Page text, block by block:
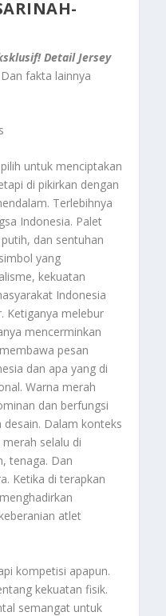
Detail Jersey
fakta lainnya
untuk menciptakan
di pikirkan dengan
Terlebihnya
Indonesia. Palet
dan sentuhan
yang
kekuatan
Indonesia
Ketiganya melebur
mencerminkan
pesan
dan apa yang di
Warna merah
dan berfungsi
desain. Dalam konteks
selalu di
tenaga. Dan
Ketika di terapkan
atlet
kompetisi apapun.
kekuatan fisik.
semangat untuk